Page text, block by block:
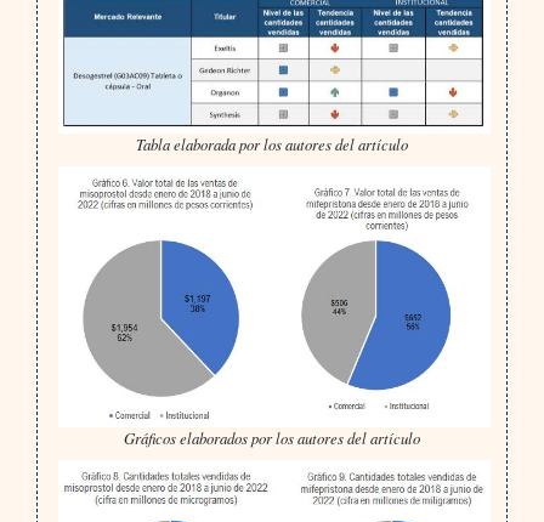
Tabla elaborada por los autores del artículo
Gráficos elaborados por los autores del artículo